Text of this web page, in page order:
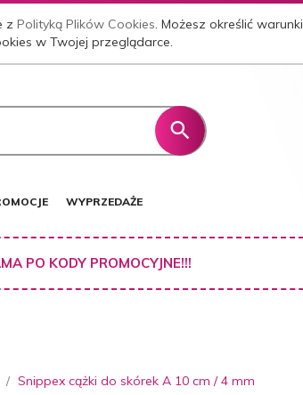
zPolityką Plików Cookies. Możesz określić warunki
w Twojej przeglądarce.
WYPRZEDAŻE
PO KODY PROMOCYJNE!!!
Snippex cążki do skórek A 10 cm / 4 mm